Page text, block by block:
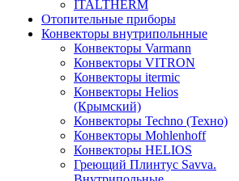
ITALTHERM
Отопительные приборы
Конвекторы внутрипольнные
Конвекторы Varmann
Конвекторы VITRON
Конвекторы itermic
Конвекторы Helios
(Крымский)
Конвекторы Techno (Техно)
Конвекторы Mohlenhoff
Конвекторы HELIOS
Греющий Плинтус Savva.